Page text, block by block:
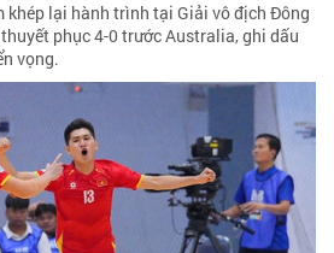
lại hành trình tại Giải vô địch Đông
phục 4-0 trước Australia, ghi dấu
vọng.